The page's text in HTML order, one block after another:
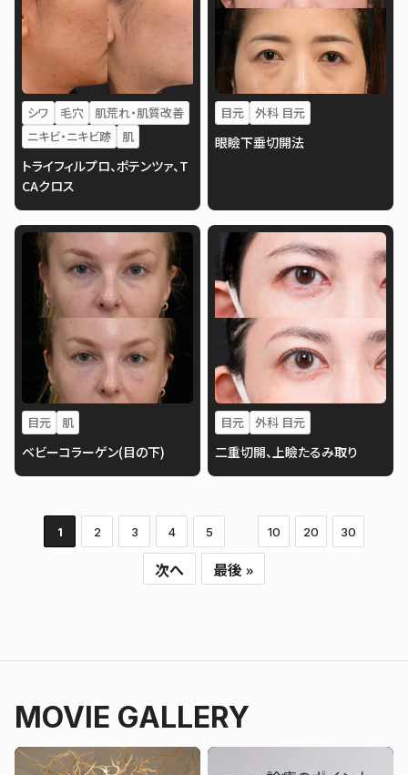
シワ 毛穴
肌荒れ・肌質改善
ニキビ・ニキビ跡
肌
トライフィルプロ、ポテンツァ、T
CAクロス
目元 外科 目元
眼瞼下垂切開法
目元 肌
ベビーコラーゲン(目の下)
目元 外科 目元
二重切開、上瞼たるみ取り
1 2 3 4 5 10 20 30
次へ 最後 »
MOVIE GALLERY